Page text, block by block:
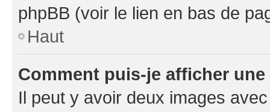
phpBB (voir le lien en bas de
Haut
Comment puis-je afficher
Il peut y avoir deux images